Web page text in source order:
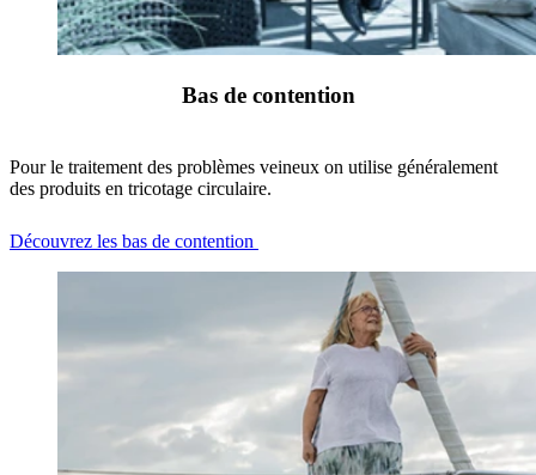
Bas de contention
Pour le traitement des problèmes veineux on utilise généralement
des produits en tricotage circulaire.
Découvrez les bas de contention